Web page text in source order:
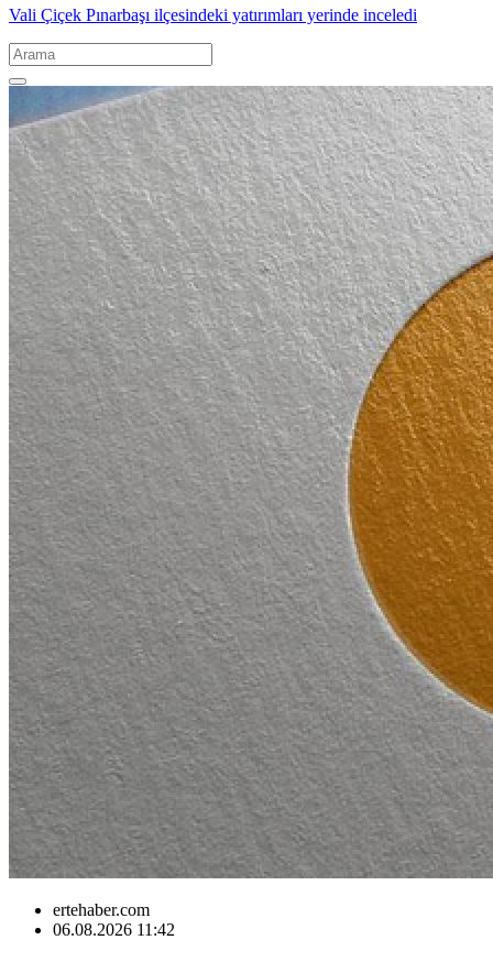
Vali Çiçek Pınarbaşı ilçesindeki yatırımları yerinde inceledi
ertehaber.com
06.08.2026 11:42